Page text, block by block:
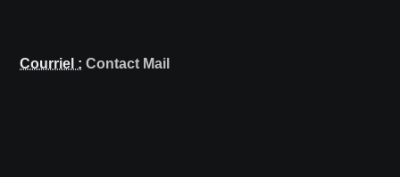
Courriel : Contact Mail